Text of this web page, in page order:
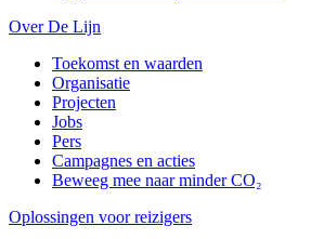
Over De Lijn
Toekomst en waarden
Organisatie
Projecten
Jobs
Pers
Campagnes en acties
Beweeg mee naar minder CO₂
Oplossingen voor reizigers